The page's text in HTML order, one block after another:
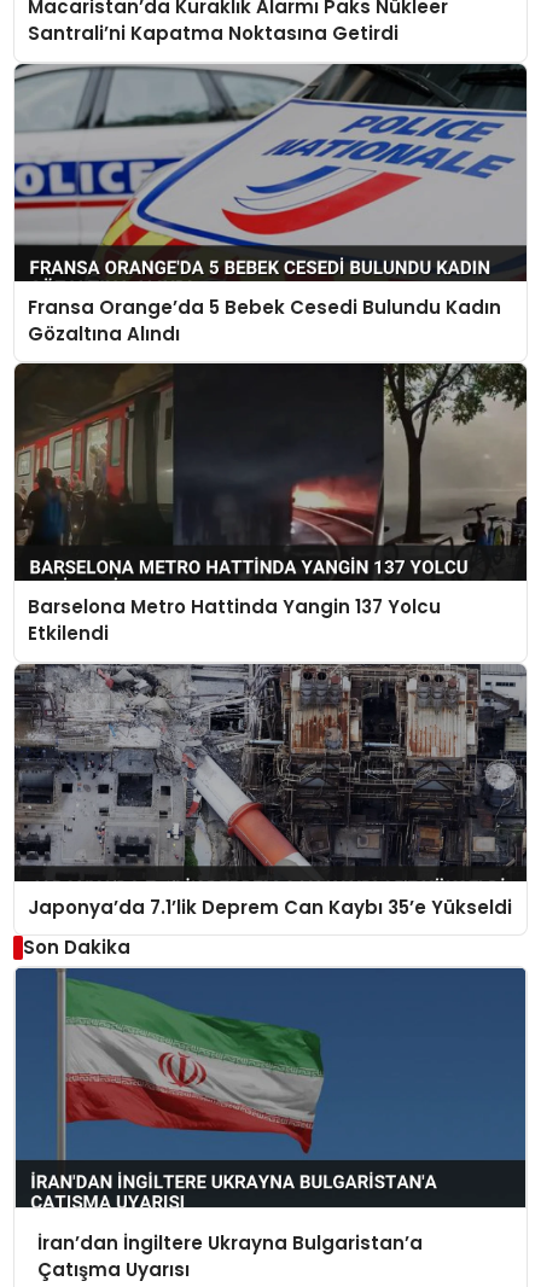
Macaristan’da Kuraklık Alarmı Paks Nükleer
Santrali’ni Kapatma Noktasına Getirdi
Fransa Orange’da 5 Bebek Cesedi Bulundu Kadın
Gözaltına Alındı
Barselona Metro Hattinda Yangin 137 Yolcu
Etkilendi
Japonya’da 7.1’lik Deprem Can Kaybı 35’e Yükseldi
Son Dakika
İran’dan İngiltere Ukrayna Bulgaristan’a
Çatışma Uyarısı